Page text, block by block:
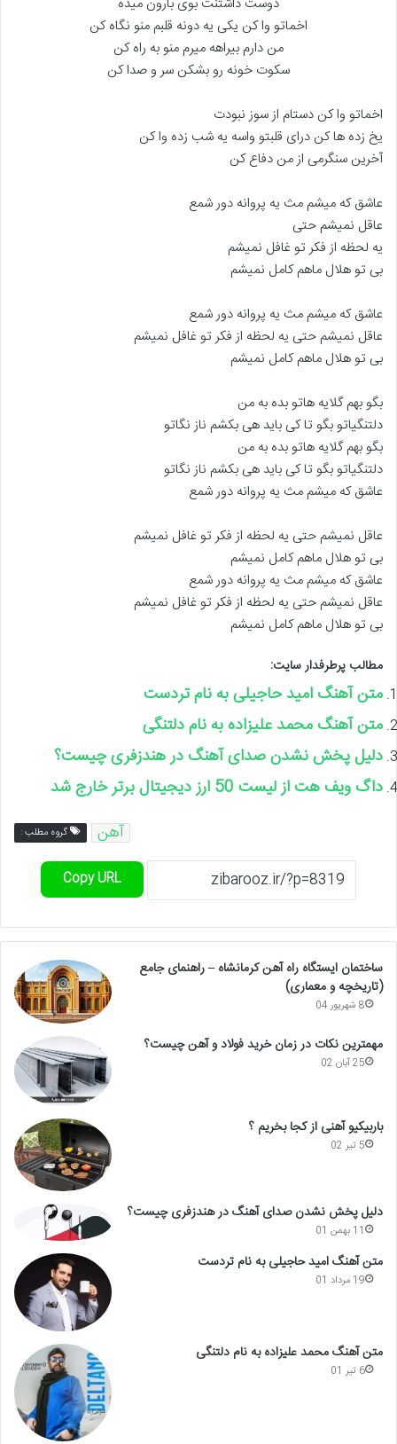
اخماتو وا کن یکی یه دونه قلبم منو نگاه کن
من دارم بیراهه میرم منو به راه کن
سکوت خونه رو بشکن سر و صدا کن
اخماتو وا کن دستام از سوز نبودت
یخ زده ها کن درای قلبتو واسه یه شب زده وا کن
آخرین سنگرمی از من دفاع کن
عاشق که میشم مث یه پروانه دور شمع
عاقل نمیشم حتی
یه لحظه از فکر تو غافل نمیشم
بی تو هلال ماهم کامل نمیشم
عاشق که میشم مث یه پروانه دور شمع
عاقل نمیشم حتی یه لحظه از فکر تو غافل نمیشم
بی تو هلال ماهم کامل نمیشم
بگو بهم گلایه هاتو بده به من
دلتنگیاتو بگو تا کی باید هی بکشم ناز نگاتو
بگو بهم گلایه هاتو بده به من
دلتنگیاتو بگو تا کی باید هی بکشم ناز نگاتو
عاشق که میشم مث یه پروانه دور شمع
عاقل نمیشم حتی یه لحظه از فکر تو غافل نمیشم
بی تو هلال ماهم کامل نمیشم
عاشق که میشم مث یه پروانه دور شمع
عاقل نمیشم حتی یه لحظه از فکر تو غافل نمیشم
بی تو هلال ماهم کامل نمیشم
مطالب پرطرفدار سایت:
متن آهنگ امید حاجیلی به نام تردست
متن آهنگ محمد علیزاده به نام دلتنگی
دلیل پخش نشدن صدای آهنگ در هندزفری چیست؟
داگ ویف هت از لیست 50 ارز دیجیتال برتر خارج شد
گروه مطلب : آهن
Copy URL
ساختمان ایستگاه راه آهن کرمانشاه – راهنمای جامع
(تاریخچه و معماری)
8 شهریور 04
مهمترین نکات در زمان خرید فولاد و آهن چیست؟
25 آبان 02
باربیکیو آهنی از کجا بخریم ؟
5 تیر 02
دلیل پخش نشدن صدای آهنگ در هندزفری چیست؟
11 بهمن 01
متن آهنگ امید حاجیلی به نام تردست
19 مرداد 01
متن آهنگ محمد علیزاده به نام دلتنگی
6 تیر 01